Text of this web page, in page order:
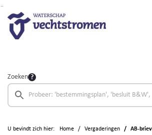
Zoeken
U bevindt zich hier: Home Vergaderingen AB-